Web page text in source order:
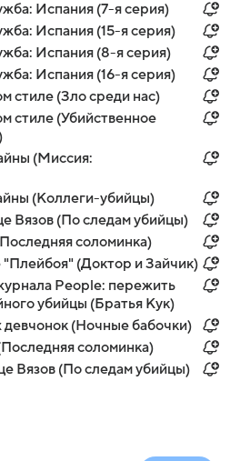
Испания (7-я серия)
Испания (15-я серия)
Испания (8-я серия)
Испания (16-я серия)
стиле (Зло среди нас)
стиле (Убийственное
(Миссия:
(Коллеги-убийцы)
Вязов (По следам убийцы)
соломинка)
"Плейбоя" (Доктор и Зайчик)
People: пережить
убийцы (Братья Кук)
девчонок (Ночные бабочки)
соломинка)
Вязов (По следам убийцы)